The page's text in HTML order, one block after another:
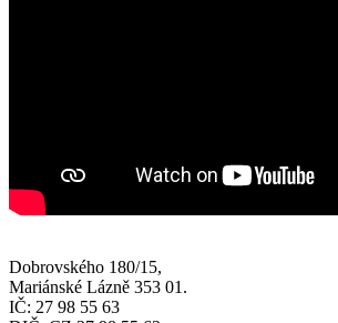
Dobrovského 180/15,
Mariánské Lázně 353 01.
IČ: 27 98 55 63